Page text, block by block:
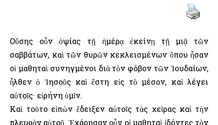
Οὔσης οὖν ὀψίας τῇ ἡμέρᾳ ἐκείνῃ τῇ μιᾷ τῶν
σαββάτων, καὶ τῶν θυρῶν κεκλεισμένων ὅπου ἦσαν
οἱ μαθηταὶ συνηγμένοι διὰ τὸν φόβον τῶν Ἰουδαίων,
ἦλθεν ὁ Ἰησοῦς καὶ ἔστη εἰς τὸ μέσον, καὶ λέγει
αὐτοῖς· εἰρήνη ὑμῖν.
Καὶ τοῦτο εἰπὼν ἔδειξεν αὐτοῖς τὰς χεῖρας καὶ τὴν
πλευρὰν αὐτοῦ. Ἐχάρησαν οὖν οἱ μαθηταὶ ἰδόντες τὸν